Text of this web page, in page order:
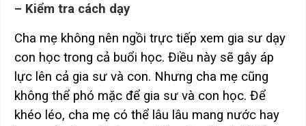
– Kiểm tra cách dạy
Cha mẹ không nên ngồi trực tiếp xem gia sư dạy
con học trong cả buổi học. Điều này sẽ gây áp
lực lên cả gia sư và con. Nhưng cha mẹ cũng
không thể phó mặc để gia sư và con học. Để
khéo léo, cha mẹ có thể lâu lâu mang nước hay